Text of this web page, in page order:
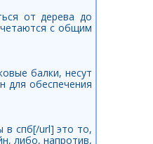
от дерева до
с общим
балки, несут
для обеспечения
в спб[/url] это то,
либо, напротив,